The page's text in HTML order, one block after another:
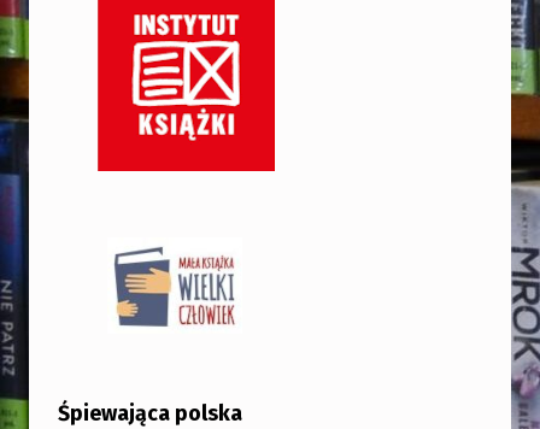
Śpiewająca polska